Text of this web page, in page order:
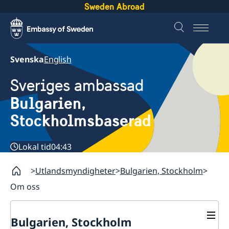
Sweden Abroad
SvenskaEnglish
Sveriges ambassad
Bulgarien,
Stockholmsbaserad
Lokal tid04:43
Utlandsmyndigheter Bulgarien, Stockholm
Om oss
Bulgarien, Stockholm